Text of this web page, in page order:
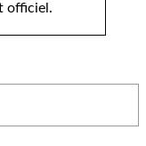
officiel.